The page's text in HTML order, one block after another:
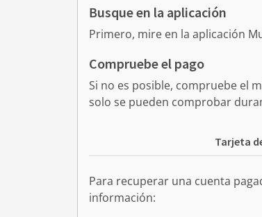
Busque en la aplicación
Primero, mire en la aplicación
Compruebe el pago
Si no es posible, compruebe el
solo se pueden comprobar
Tarjeta
Para recuperar una cuenta
información: